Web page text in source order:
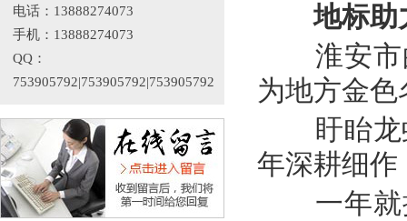
电话：13888274073
手机：13888274073
QQ：
753905792|753905792|753905792
地标助
淮安市的
为地方金
盱眙龙虾
年深耕细作
一年就摘